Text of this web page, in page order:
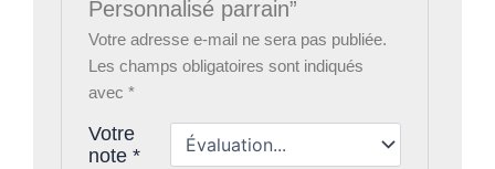
Personnalisé parrain”
Votre adresse e-mail ne sera pas publiée.
Les champs obligatoires sont indiqués
avec*
Votre
note*